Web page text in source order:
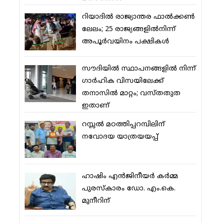
റിയാദില്‍ രാജ്യാന്തര ഫാല്‍ക്കണ്‍
ലേലം; 25 രാജ്യങ്ങളില്‍നിന്ന്
അപൂര്‍വയിനം പക്ഷികള്‍
സൗദിയില്‍ സ്ഥാപനങ്ങളില്‍ നിന്ന്
ഗാര്‍ഹിക വിസയിലേക്ക്
തനാസില്‍ മാറ്റം; വസ്തതുത
ഇതാണ്
റസ്സല്‍ മഠത്തിപ്പറമ്പിലിന്
നവോദയ യാത്രയയപ്പ്
ഹാഷിം എന്‍ജിനീയര്‍ കര്‍മ്മ
പുരസ്‌കാരം ഡോ. എം.കെ.
മുനീറിന്